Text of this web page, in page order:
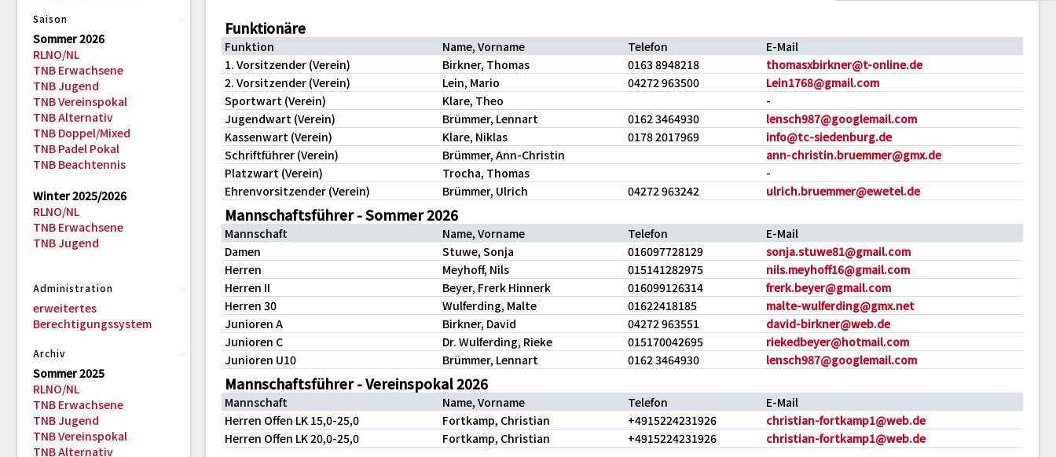
Saison
Sommer 2026
RLNO/NL
TNB Erwachsene
TNB Jugend
TNB Vereinspokal
TNB Alternativ
TNB Doppel/Mixed
TNB Padel Pokal
TNB Beachtennis
Winter 2025/2026
RLNO/NL
TNB Erwachsene
TNB Jugend
Administration
erweitertes
Berechtigungssystem
Archiv
Sommer 2025
RLNO/NL
TNB Erwachsene
TNB Jugend
TNB Vereinspokal
TNB Alternativ
Funktionäre
Funktion Name, Vorname Telefon
E-Mail
1. Vorsitzender (Verein)
Birkner, Thomas 0163 8948218
thomasxbirkner@t-online.de
2. Vorsitzender (Verein)
Lein, Mario 04272 963500
Lein1768@gmail.com
Sportwart (Verein)
Klare, Theo
-
Jugendwart (Verein)
Brümmer, Lennart 0162 3464930
lensch987@googlemail.com
Kassenwart (Verein)
Klare, Niklas 0178 2017969
info@tc-siedenburg.de
Schriftführer (Verein)
Brümmer, Ann-Christin
ann-christin.bruemmer@gmx.de
Platzwart (Verein)
Trocha, Thomas
-
Ehrenvorsitzender (Verein)
Brümmer, Ulrich 04272 963242 ulrich.bruemmer@ewetel.de
Mannschaftsführer - Sommer 2026
Mannschaft Name, Vorname Telefon
E-Mail
Damen
Stuwe, Sonja 016097728129
sonja.stuwe81@gmail.com
Herren
Meyhoff, Nils 015141282975
nils.meyhoff16@gmail.com
Herren II
Beyer, Frerk Hinnerk 016099126314
frerk.beyer@gmail.com
Herren 30
Wulferding, Malte 01622418185
malte-wulferding@gmx.net
Junioren A
Birkner, David 04272 963551
david-birkner@web.de
Junioren C
Dr. Wulferding, Rieke 015170042695
riekedbeyer@hotmail.com
Junioren U10
Brümmer, Lennart 0162 3464930 lensch987@googlemail.com
Mannschaftsführer - Vereinspokal 2026
Mannschaft Name, Vorname Telefon
E-Mail
Herren Offen LK 15,0-25,0
Fortkamp, Christian +4915224231926
christian-fortkamp1@web.de
Herren Offen LK 20,0-25,0
Fortkamp, Christian +4915224231926 christian-fortkamp1@web.de